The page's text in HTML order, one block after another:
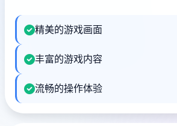
精美的游戏画面
丰富的游戏内容
流畅的操作体验